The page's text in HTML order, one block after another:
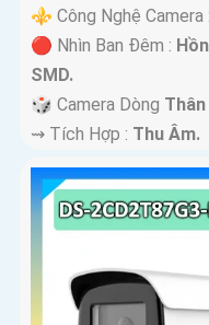
⚜️ Công Nghệ Camera :
🔴 Nhìn Ban Đêm :
SMD.
🎲 Camera Dòng
️⇝ Tích Hợp : Thu Âm.